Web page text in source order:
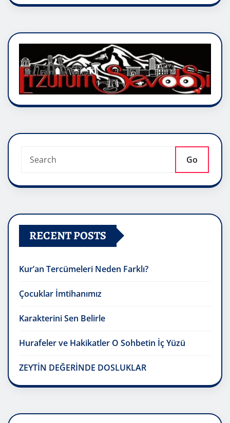
Go
RECENT POSTS
Kur’an Tercümeleri Neden Farklı?
Çocuklar İmtihanımız
Karakterini Sen Belirle
Hurafeler ve Hakikatler O Sohbetin İç Yüzü
ZEYTİN DEĞERİNDE DOSLUKLAR